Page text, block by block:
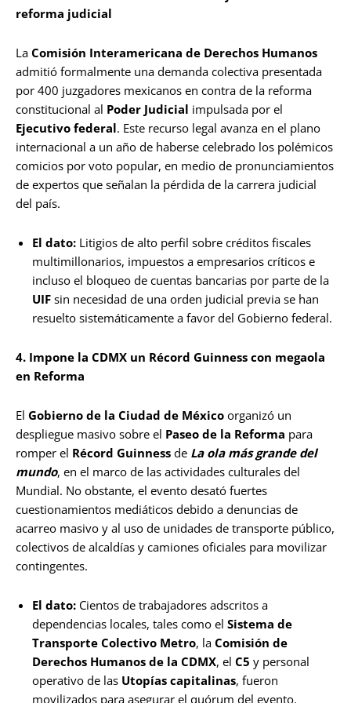
reforma judicial
La Comisión Interamericana de Derechos Humanos
admitió formalmente una demanda colectiva presentada
por 400 juzgadores mexicanos en contra de la reforma
constitucional al Poder Judicial impulsada por el
Ejecutivo federal. Este recurso legal avanza en el plano
internacional a un año de haberse celebrado los polémicos
comicios por voto popular, en medio de pronunciamientos
de expertos que señalan la pérdida de la carrera judicial
del país.
El dato: Litigios de alto perfil sobre créditos fiscales
multimillonarios, impuestos a empresarios críticos e
incluso el bloqueo de cuentas bancarias por parte de la
UIF sin necesidad de una orden judicial previa se han
resuelto sistemáticamente a favor del Gobierno federal.
4. Impone la CDMX un Récord Guinness con megaola
en Reforma
El Gobierno de la Ciudad de México organizó un
despliegue masivo sobre el Paseo de la Reforma para
romper el Récord Guinness de La ola más grande del
mundo, en el marco de las actividades culturales del
Mundial. No obstante, el evento desató fuertes
cuestionamientos mediáticos debido a denuncias de
acarreo masivo y al uso de unidades de transporte público,
colectivos de alcaldías y camiones oficiales para movilizar
contingentes.
El dato: Cientos de trabajadores adscritos a
dependencias locales, tales como el Sistema de
Transporte Colectivo Metro, la Comisión de
Derechos Humanos de la CDMX, el C5 y personal
operativo de las Utopías capitalinas, fueron
movilizados para asegurar el quórum del evento.